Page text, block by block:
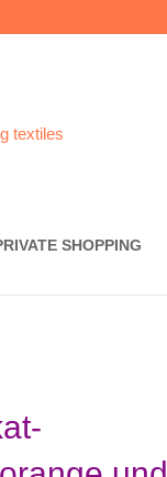
SHOPPING